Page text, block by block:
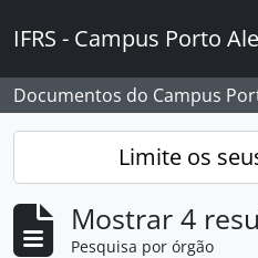
IFRS - Campus Porto
Documentos do Campus
Limite os
Mostrar 4
Pesquisa por órgão